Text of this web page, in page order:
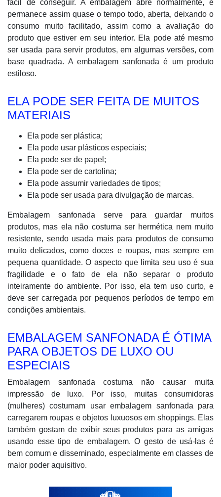
fácil de conseguir. A embalagem abre normalmente, e
permanece assim quase o tempo todo, aberta, deixando o
consumo muito facilitado, assim como a avaliação do
produto que estiver em seu interior. Ela pode até mesmo
ser usada para servir produtos, em algumas versões, com
base quadrada. A embalagem sanfonada é um produto
estiloso.
ELA PODE SER FEITA DE MUITOS
MATERIAIS
Ela pode ser plástica;
Ela pode usar plásticos especiais;
Ela pode ser de papel;
Ela pode ser de cartolina;
Ela pode assumir variedades de tipos;
Ela pode ser usada para divulgação de marcas.
Embalagem sanfonada serve para guardar muitos
produtos, mas ela não costuma ser hermética nem muito
resistente, sendo usada mais para produtos de consumo
muito delicados, como doces e roupas, mas sempre em
pequena quantidade. O aspecto que limita seu uso é sua
fragilidade e o fato de ela não separar o produto
inteiramente do ambiente. Por isso, ela tem uso curto, e
deve ser carregada por pequenos períodos de tempo em
condições ambientais.
EMBALAGEM SANFONADA É ÓTIMA
PARA OBJETOS DE LUXO OU
ESPECIAIS
Embalagem sanfonada costuma não causar muita
impressão de luxo. Por isso, muitas consumidoras
(mulheres) costumam usar embalagem sanfonada para
carregarem roupas e objetos luxuosos em shoppings. Elas
também gostam de exibir seus produtos para as amigas
usando esse tipo de embalagem. O gesto de usá-las é
bem comum e disseminado, especialmente em classes de
maior poder aquisitivo.